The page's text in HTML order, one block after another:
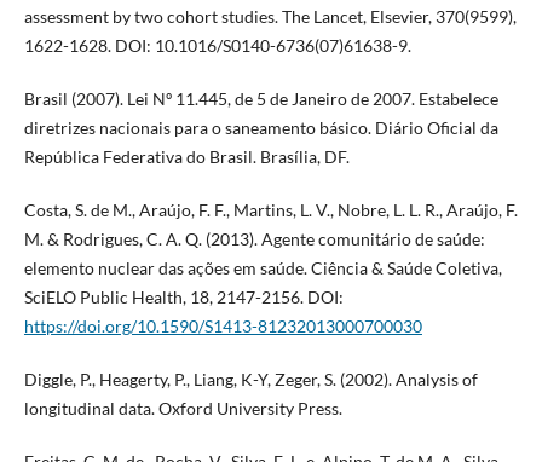
assessment by two cohort studies. The Lancet, Elsevier, 370(9599),
1622-1628. DOI: 10.1016/S0140-6736(07)61638-9.
Brasil (2007). Lei Nº 11.445, de 5 de Janeiro de 2007. Estabelece
diretrizes nacionais para o saneamento básico. Diário Oficial da
República Federativa do Brasil. Brasília, DF.
Costa, S. de M., Araújo, F. F., Martins, L. V., Nobre, L. L. R., Araújo, F.
M. & Rodrigues, C. A. Q. (2013). Agente comunitário de saúde:
elemento nuclear das ações em saúde. Ciência & Saúde Coletiva,
SciELO Public Health, 18, 2147-2156. DOI:
https://doi.org/10.1590/S1413-81232013000700030
Diggle, P., Heagerty, P., Liang, K-Y, Zeger, S. (2002). Analysis of
longitudinal data. Oxford University Press.